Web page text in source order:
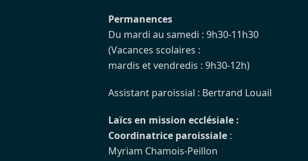
Permanences
Du mardi au samedi : 9h30-11h30
(Vacances scolaires :
mardis et vendredis : 9h30-12h)
Assistant paroissial : Bertrand Louail
Laïcs en mission ecclésiale :
Coordinatrice paroissiale :
Myriam Chamois-Peillon